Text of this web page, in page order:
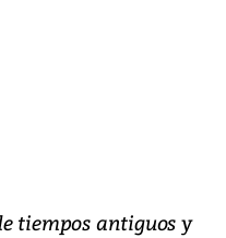
tiempos antiguos y